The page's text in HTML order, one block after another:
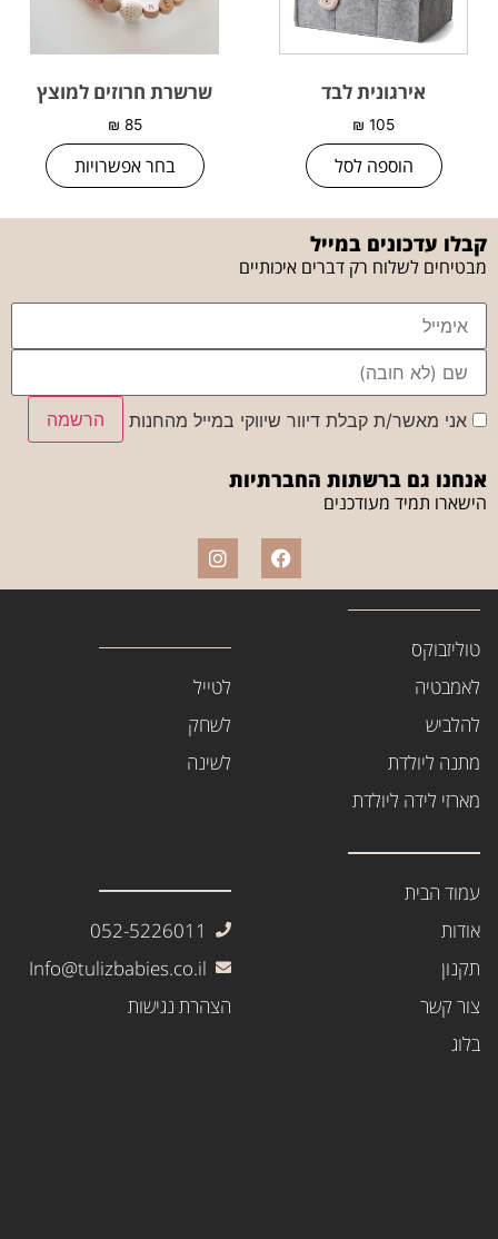
אירגונית לבד
₪ 105
הוספה לסל
שרשרת חרוזים למוצץ
₪ 85
בחר אפשרויות
קבלו עדכונים במייל
מבטיחים לשלוח רק דברים איכותיים
אני מאשר/ת קבלת דיוור שיווקי במייל מהחנות הרשמה
אנחנו גם ברשתות החברתיות
הישארו תמיד מעודכנים
טוליזבוקס
לאמבטיה
להלביש
מתנה ליולדת
מארזי לידה ליולדת
לטייל
לשחק
לשינה
עמוד הבית
אודות
תקנון
צור קשר
בלוג
052-5226011
Info@tulizbabies.co.il
הצהרת נגישות